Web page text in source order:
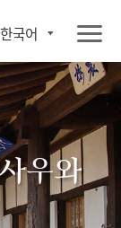
한국어
우와